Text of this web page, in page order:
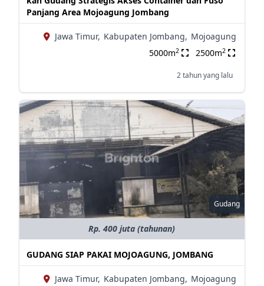
Panjang Area Mojoagung Jombang
Jawa Timur, Kabupaten Jombang, Mojoagung
5000m2 2500m2
2 tahun yang lalu
Gudang
Rp. 400 juta (tahunan)
GUDANG SIAP PAKAI MOJOAGUNG, JOMBANG
Jawa Timur, Kabupaten Jombang, Mojoagung